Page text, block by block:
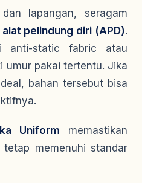
lapangan, seragam
alat pelindung diri (APD).
anti-static fabric atau
umur pakai tertentu. Jika
bahan tersebut bisa
Uniform memastikan
memenuhi standar